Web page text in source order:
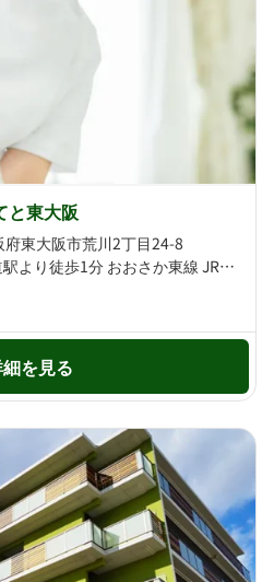
と東大阪
東大阪市荒川2丁目24-8
近鉄大阪線 俊徳道駅より徒歩1分 おおさか東線 JR俊徳道駅より徒歩2分
を見る